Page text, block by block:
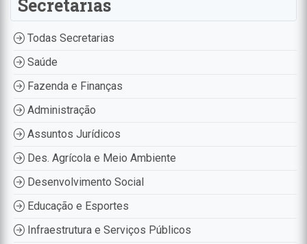
Secretarias
Todas Secretarias
Saúde
Fazenda e Finanças
Administração
Assuntos Jurídicos
Des. Agrícola e Meio Ambiente
Desenvolvimento Social
Educação e Esportes
Infraestrutura e Serviços Públicos